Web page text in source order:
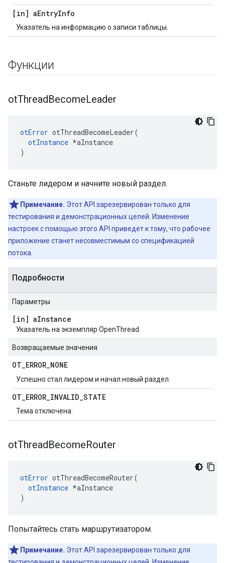
[in] aEntryInfo
Указатель на информацию о записи таблицы.
Функции
otThreadBecomeLeader
otError otThreadBecomeLeader(
otInstance *aInstance
)
Станьте лидером и начните новый раздел.
Примечание. Этот API зарезервирован только для
тестирования и демонстрационных целей. Изменение
настроек с помощью этого API приведет к тому, что рабочее
приложение станет несовместимым со спецификацией
потока.
Подробности
Параметры
[in] aInstance
Указатель на экземпляр OpenThread.
Возвращаемые значения
OT_ERROR_NONE
Успешно стал лидером и начал новый раздел.
OT_ERROR_INVALID_STATE
Тема отключена.
otThreadBecomeRouter
otError otThreadBecomeRouter(
otInstance *aInstance
)
Попытайтесь стать маршрутизатором.
Примечание. Этот API зарезервирован только для